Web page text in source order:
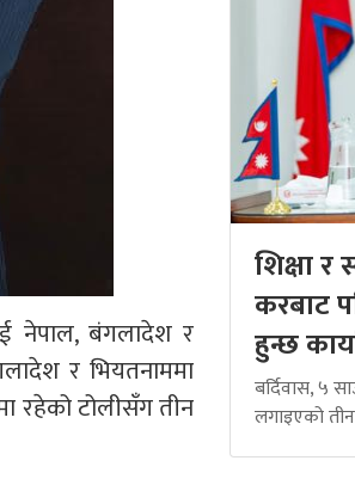
नेपाल, बंगलादेश र
र भियतनाममा
रहेको टोलीसँग तीन
शिक्षा र
करबाट
हुन्छ
बर्दिवास, ५
लगाइएको